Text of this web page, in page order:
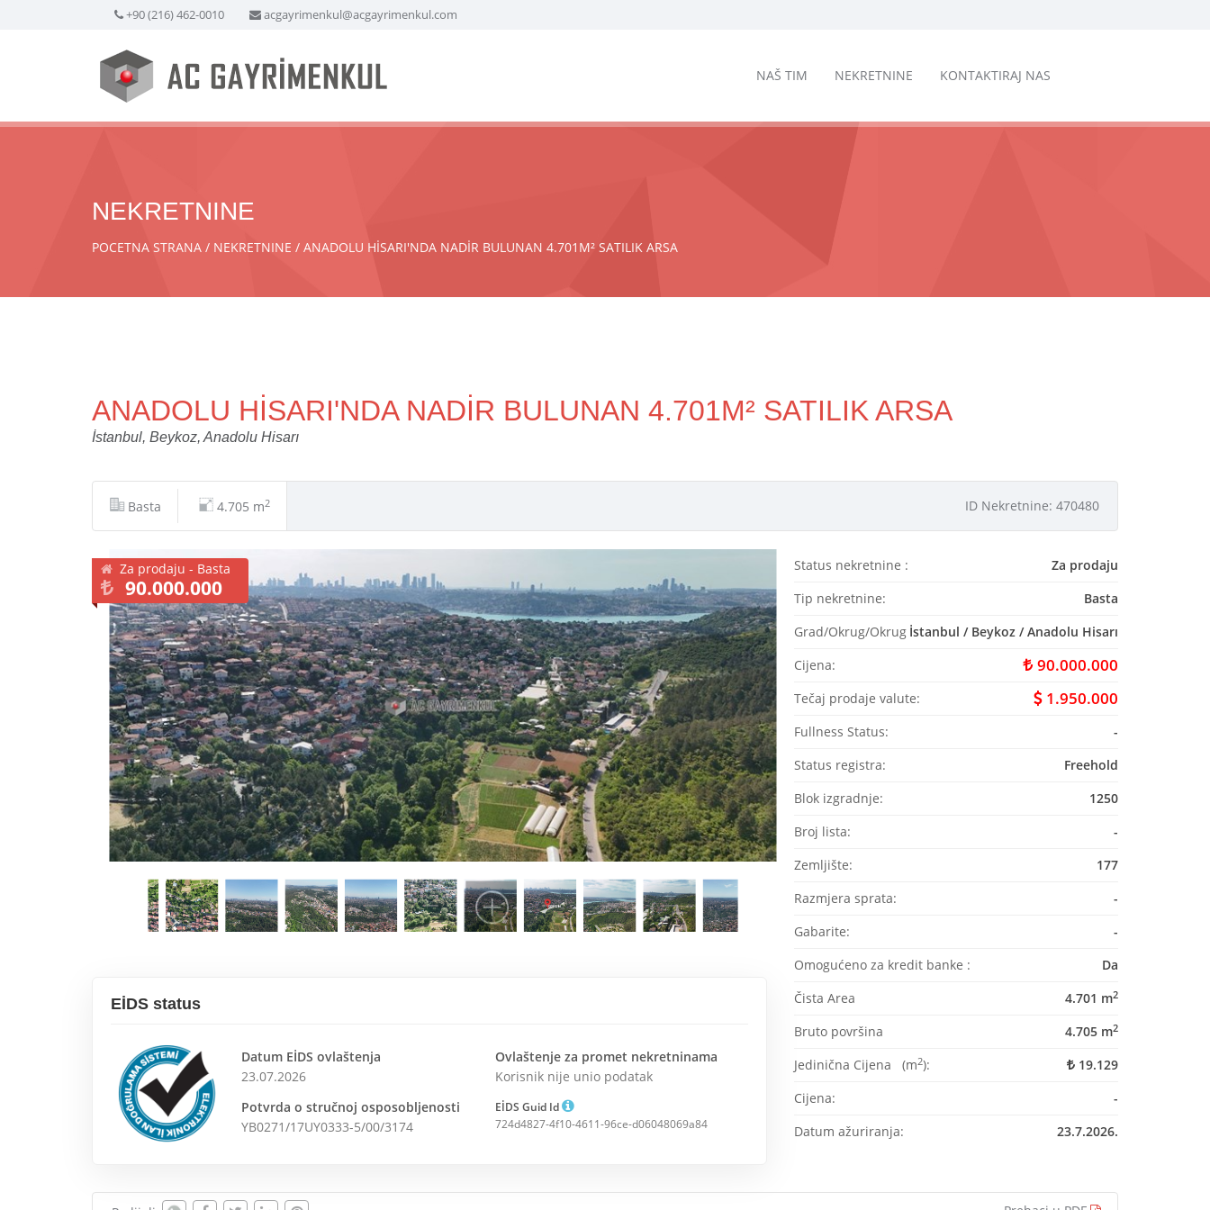
+90 (216) 462-0010 acgayrimenkul@acgayrimenkul.com
NAŠ TIM NEKRETNINE KONTAKTIRAJ NAS
NEKRETNINE
POCETNA STRANA NEKRETNINE ANADOLU HİSARI'NDA NADİR BULUNAN 4.701M² SATILIK ARSA
ANADOLU HİSARI'NDA NADİR BULUNAN 4.701M² SATILIK ARSA
İstanbul, Beykoz, Anadolu Hisarı
Basta 4.705 m2 ID Nekretnine: 470480
Za prodaju - Basta
90.000.000
EİDS status
Datum EİDS ovlaštenja
23.07.2026
Ovlaštenje za promet nekretninama
Korisnik nije unio podatak
Potvrda o stručnoj osposobljenosti
YB0271/17UY0333-5/00/3174
EİDS Guid Id
724d4827-4f10-4611-96ce-d06048069a84
Status nekretnine :
Za prodaju
Tip nekretnine:
Basta
Grad/Okrug/Okrug İstanbul / Beykoz / Anadolu Hisarı
Cijena:
90.000.000
Tečaj prodaje valute: 1.950.000
Fullness Status:
-
Status registra:
Freehold
Blok izgradnje:
1250
Broj lista:
-
Zemljište:
177
Razmjera sprata:
-
Gabarite:
-
Omogućeno za kredit banke :
Da
Čista Area
4.701 m2
Bruto površina 4.705 m2
Jedinična Cijena (m2):
19.129
Cijena:
-
Datum ažuriranja:
23.7.2026.